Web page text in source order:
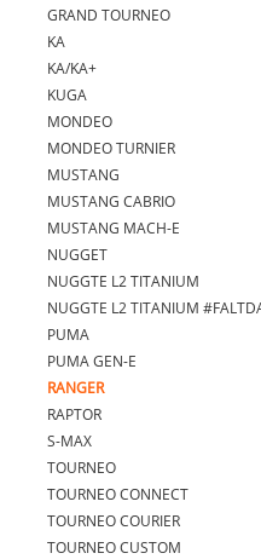
GRAND TOURNEO
KA
KA/KA+
KUGA
MONDEO
MONDEO TURNIER
MUSTANG
MUSTANG CABRIO
MUSTANG MACH-E
NUGGET
NUGGTE L2 TITANIUM
NUGGTE L2 TITANIUM
PUMA
PUMA GEN-E
RANGER
RAPTOR
S-MAX
TOURNEO
TOURNEO CONNECT
TOURNEO COURIER
TOURNEO CUSTOM